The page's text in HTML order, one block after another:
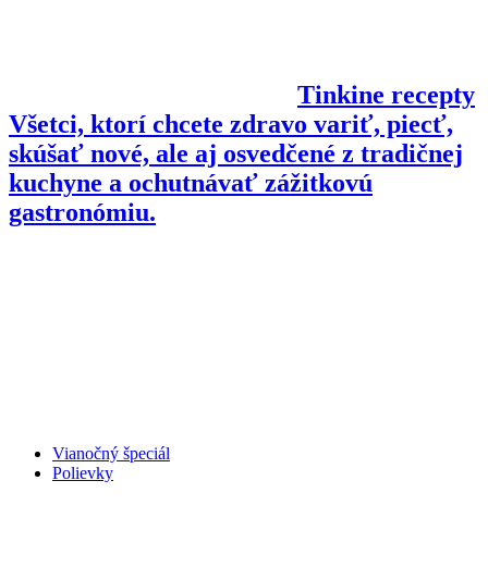
Tinkine recepty
Všetci, ktorí chcete zdravo variť, piecť,
skúšať nové, ale aj osvedčené z tradičnej
kuchyne a ochutnávať zážitkovú
gastronómiu.
Vianočný špeciál
Polievky